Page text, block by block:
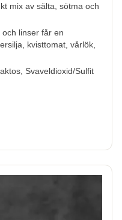
mix av sälta, sötma och
linser får en
kvisttomat, vårlök,
Svaveldioxid/Sulfit